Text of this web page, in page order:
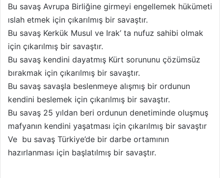
Bu savaş Avrupa Birliğine girmeyi engellemek hükümeti
ıslah etmek için çıkarılmış bir savaştır.
Bu savaş Kerkük Musul ve Irak’ ta nufuz sahibi olmak
için çıkarılmış bir savaştır.
Bu savaş kendini dayatmış Kürt sorununu çözümsüz
bırakmak için çıkarılmış bir savaştır.
Bu savaş savaşla beslenmeye alışmış bir ordunun
kendini beslemek için çıkarılmış bir savaştır.
Bu savaş 25 yıldan beri ordunun denetiminde oluşmuş
mafyanın kendini yaşatması için çıkarılmış bir savaştır
Ve bu savaş Türkiye’de bir darbe ortamının
hazırlanması için başlatılmış bir savaştır.